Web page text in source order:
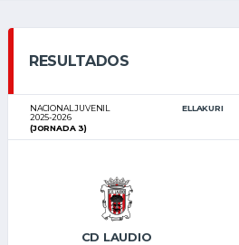
RESULTADOS
NACIONAL JUVENIL
2025-2026
ELLAKURI
(JORNADA 3)
CD LAUDIO